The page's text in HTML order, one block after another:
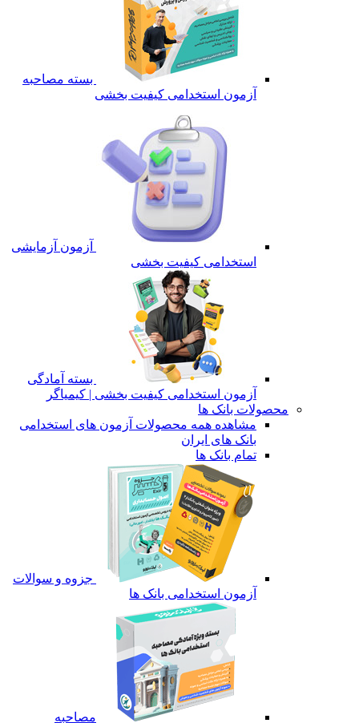
بسته مصاحبه
آزمون استخدامی کیفیت بخشی
آزمون آزمایشی
استخدامی کیفیت بخشی
بسته آمادگی
آزمون استخدامی کیفیت بخشی | کیمیاگر
محصولات بانک ها
مشاهده همه محصولات آزمون های استخدامی
بانک های ایران
تمام بانک ها
جزوه و سوالات
آزمون استخدامی بانک ها
مصاحبه